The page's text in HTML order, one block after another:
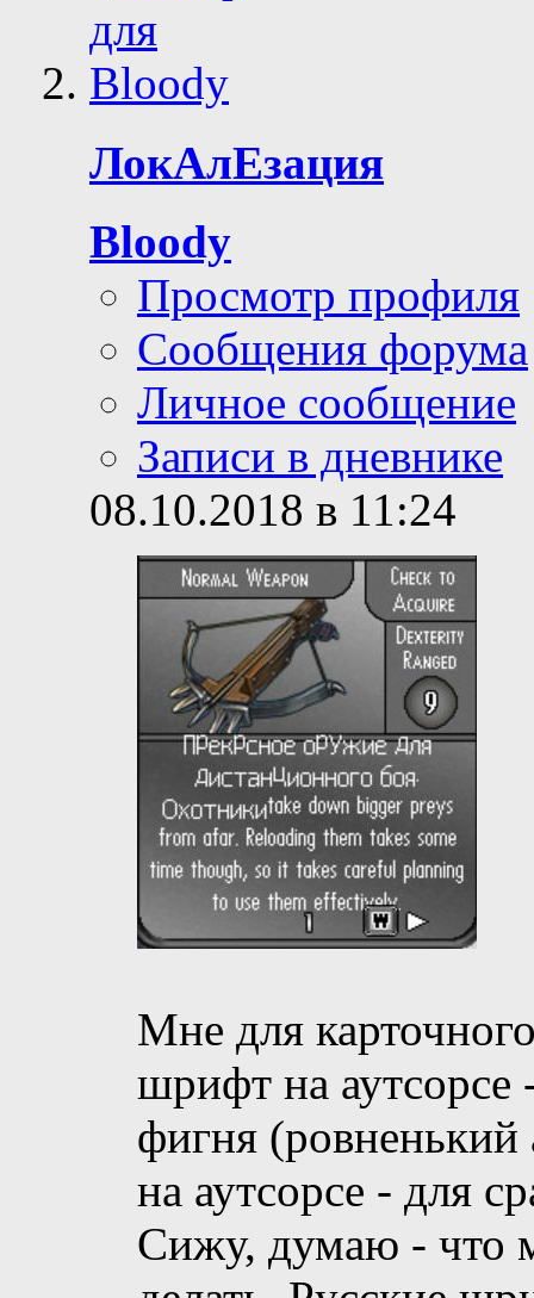
ЛокАлЕзация
Bloody
Просмотр профиля
Сообщения форума
Личное сообщение
Записи в дневнике
08.10.2018 в 11:24
Мне для
шрифт на аутсорсе
фигня
на аутсорсе - для
Сижу, думаю - что